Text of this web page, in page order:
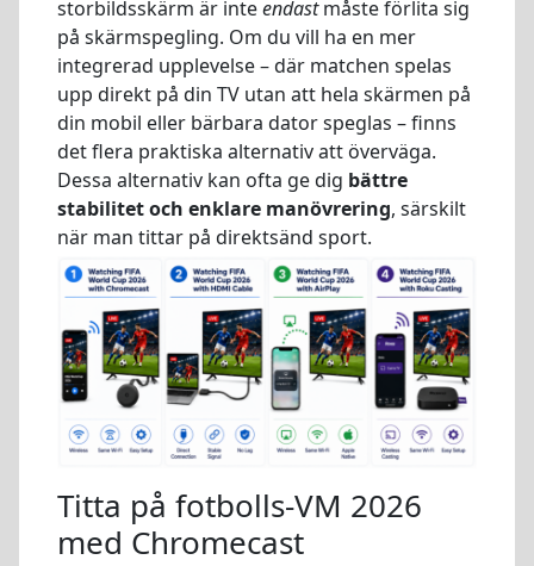
storbildsskärm är inteendastmåste förlita sig
på skärmspegling. Om du vill ha en mer
integrerad upplevelse – där matchen spelas
upp direkt på din TV utan att hela skärmen på
din mobil eller bärbara dator speglas – finns
det flera praktiska alternativ att överväga.
Dessa alternativ kan ofta ge dig bättre
stabilitet och enklare manövrering, särskilt
när man tittar på direktsänd sport.
Titta på fotbolls-VM 2026
med Chromecast